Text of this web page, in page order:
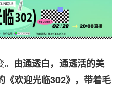
由通透白，通透活的美
《欢迎光临302》，带着毛